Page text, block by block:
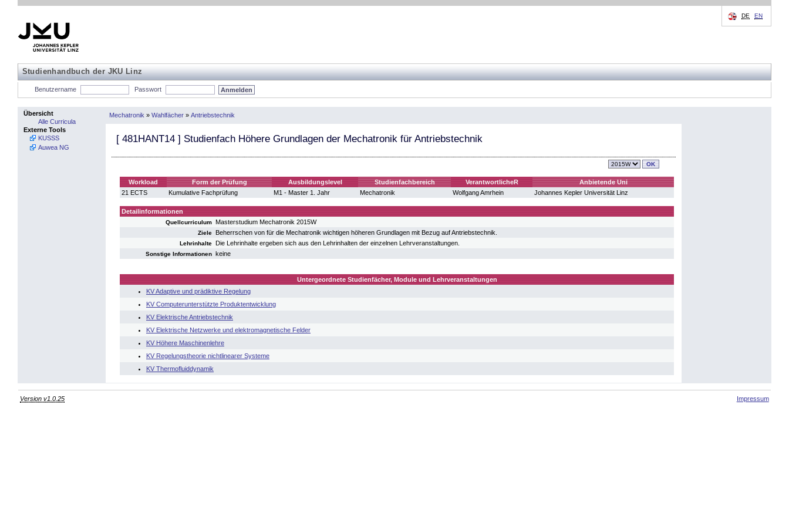
Studienhandbuch der JKU Linz
DE EN
Benutzername Passwort
Übersicht
Alle Curricula
Externe Tools
KUSSS
Auwea NG
Mechatronik » Wahlfächer » Antriebstechnik
[ 481HANT14 ] Studienfach Höhere Grundlagen der Mechatronik für Antriebstechnik
Workload Form der Prüfung Ausbildungslevel Studienfachbereich VerantwortlicheR
Anbietende Uni
21 ECTS
Kumulative Fachprüfung M1 - Master 1. Jahr Mechatronik Wolfgang Amrhein Johannes Kepler Universität Linz
Detailinformationen
Quellcurriculum Masterstudium Mechatronik 2015W
Ziele Beherrschen von für die Mechatronik wichtigen höheren Grundlagen mit Bezug auf Antriebstechnik.
Lehrinhalte Die Lehrinhalte ergeben sich aus den Lehrinhalten der einzelnen Lehrveranstaltungen.
Sonstige Informationen keine
Untergeordnete Studienfächer, Module und Lehrveranstaltungen
KV Adaptive und prädiktive Regelung
KV Computerunterstützte Produktentwicklung
KV Elektrische Antriebstechnik
KV Elektrische Netzwerke und elektromagnetische Felder
KV Höhere Maschinenlehre
KV Regelungstheorie nichtlinearer Systeme
KV Thermofluiddynamik
Version v1.0.25 Impressum